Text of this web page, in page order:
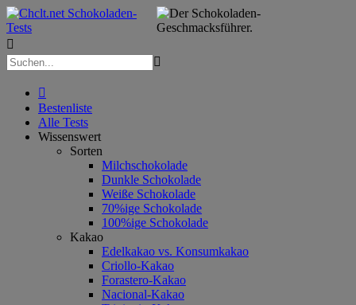



Bestenliste
Alle Tests
Wissenswert
Sorten
Milchschokolade
Dunkle Schokolade
Weiße Schokolade
70%ige Schokolade
100%ige Schokolade
Kakao
Edelkakao vs. Konsumkakao
Criollo-Kakao
Forastero-Kakao
Nacional-Kakao